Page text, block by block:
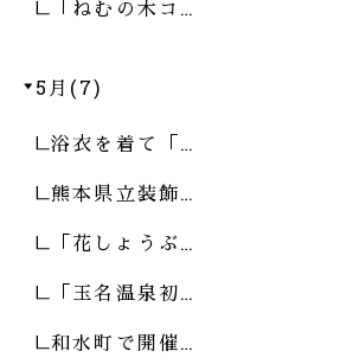
「ねむの木コ…
5月(7)
浴衣を着て「…
熊本県立装飾…
「花しょうぶ…
「玉名温泉初…
和水町で開催…